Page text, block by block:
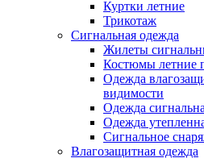
Куртки летние
Трикотаж
Сигнальная одежда
Жилеты
Костюмы летние
Одежда
видимости
Одежда
Одежда
Сигнальное
Влагозащитная одежда